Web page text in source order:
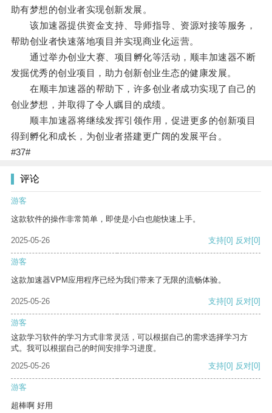
助有梦想的创业者实现创新发展。
该加速器提供资金支持、导师指导、资源对接等服务，
帮助创业者快速落地项目并实现商业化运营。
通过举办创业大赛、项目孵化等活动，顺丰加速器不断
发掘优秀的创业项目，助力创新创业生态的健康发展。
在顺丰加速器的帮助下，许多创业者成功实现了自己的
创业梦想，并取得了令人瞩目的成绩。
顺丰加速器将继续发挥引领作用，促进更多的创新项目
得到孵化和成长，为创业者搭建更广阔的发展平台。
#37#
评论
游客
这款软件的操作非常简单，即使是小白也能快速上手。
2025-05-26 支持[0] 反对[0]
游客
这款加速器VPM应用程序已经为我们带来了无限的流畅体验。
2025-05-26 支持[0] 反对[0]
游客
这款学习软件的学习方式非常灵活，可以根据自己的需求选择学习方
式。我可以根据自己的时间安排学习进度。
2025-05-26
支持[0] 反对[0]
游客
超棒啊 好用